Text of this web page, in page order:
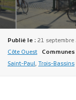
Publié le : 21 septembre
Côte Ouest
Saint-Paul, Trois-Bassins